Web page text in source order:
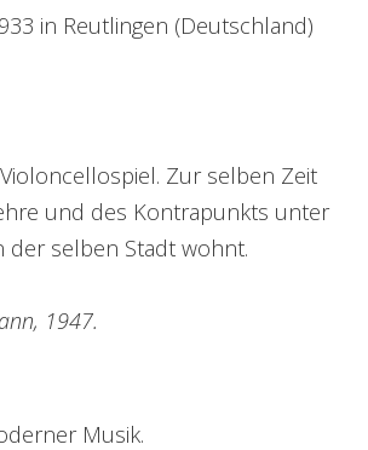
in Reutlingen (Deutschland)
Zur selben Zeit
und des Kontrapunkts unter
der selben Stadt wohnt.
1947.
Musik.